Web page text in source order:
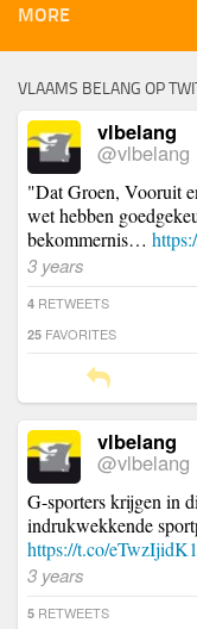
MORE
VLAAMS BELANG OP
vlbelang
@vlbelang
"Dat Groen, Vooruit
wet hebben
bekommernis…
3 years
4 RETWEETS
25 FAVORITES
vlbelang
@vlbelang
G-sporters krijgen in
indrukwekkende
https://t.co/eTwzIjidK1
3 years
5 RETWEETS